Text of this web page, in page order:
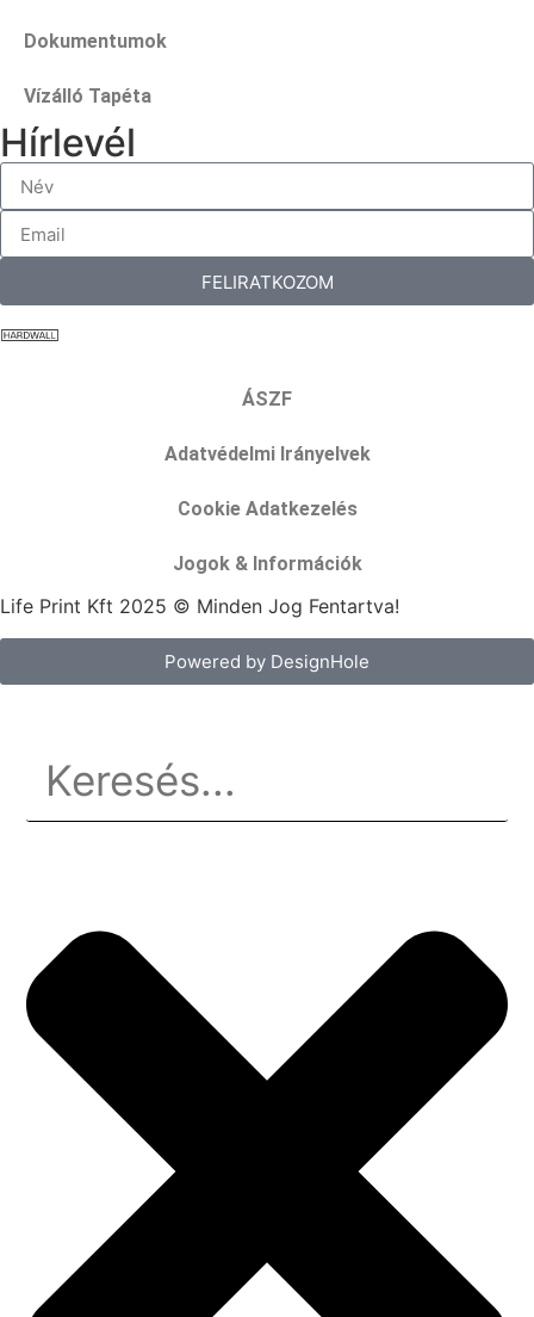
Dokumentumok
Vízálló Tapéta
Hírlevél
FELIRATKOZOM
ÁSZF
Adatvédelmi Irányelvek
Cookie Adatkezelés
Jogok & Információk
Life Print Kft 2025 © Minden Jog Fentartva!
Powered by DesignHole